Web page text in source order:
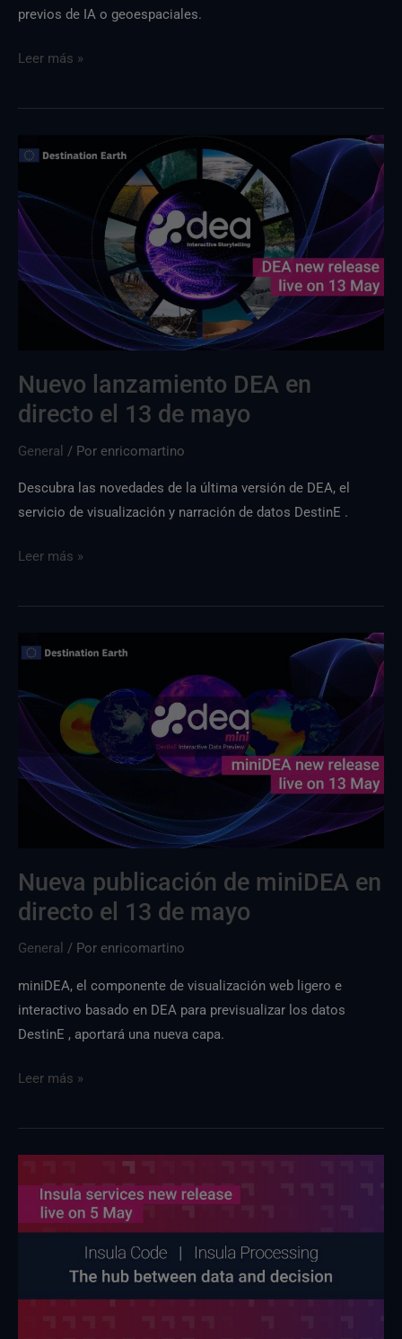
previos de IA o geoespaciales.
Leer más »
Nuevo lanzamiento DEA en
directo el 13 de mayo
General / Por enricomartino
Descubra las novedades de la última versión de DEA, el
servicio de visualización y narración de datos DestinE .
DEA
en
directo
13
de
Leer más »
Nueva publicación de miniDEA en
directo el 13 de mayo
General / Por enricomartino
miniDEA, el componente de visualización web ligero e
interactivo basado en DEA para previsualizar los datos
DestinE , aportará una nueva capa.
miniDEA
lanzamiento
en
directo
el
13
Leer más »
versión
disponible
a
partir